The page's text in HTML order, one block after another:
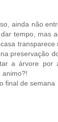
ainda não
tempo, mas
transparece
preservação
a árvore por
animo?!
final de semana